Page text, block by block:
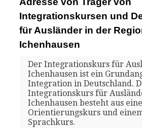
Integrationskursen und
für Ausländer in der
Ichenhausen
Der Integrationskurs für
Ichenhausen ist ein
Integration in Deutschland.
Integrationskurs für
Ichenhausen besteht aus
Orientierungskurs und
Sprachkurs.